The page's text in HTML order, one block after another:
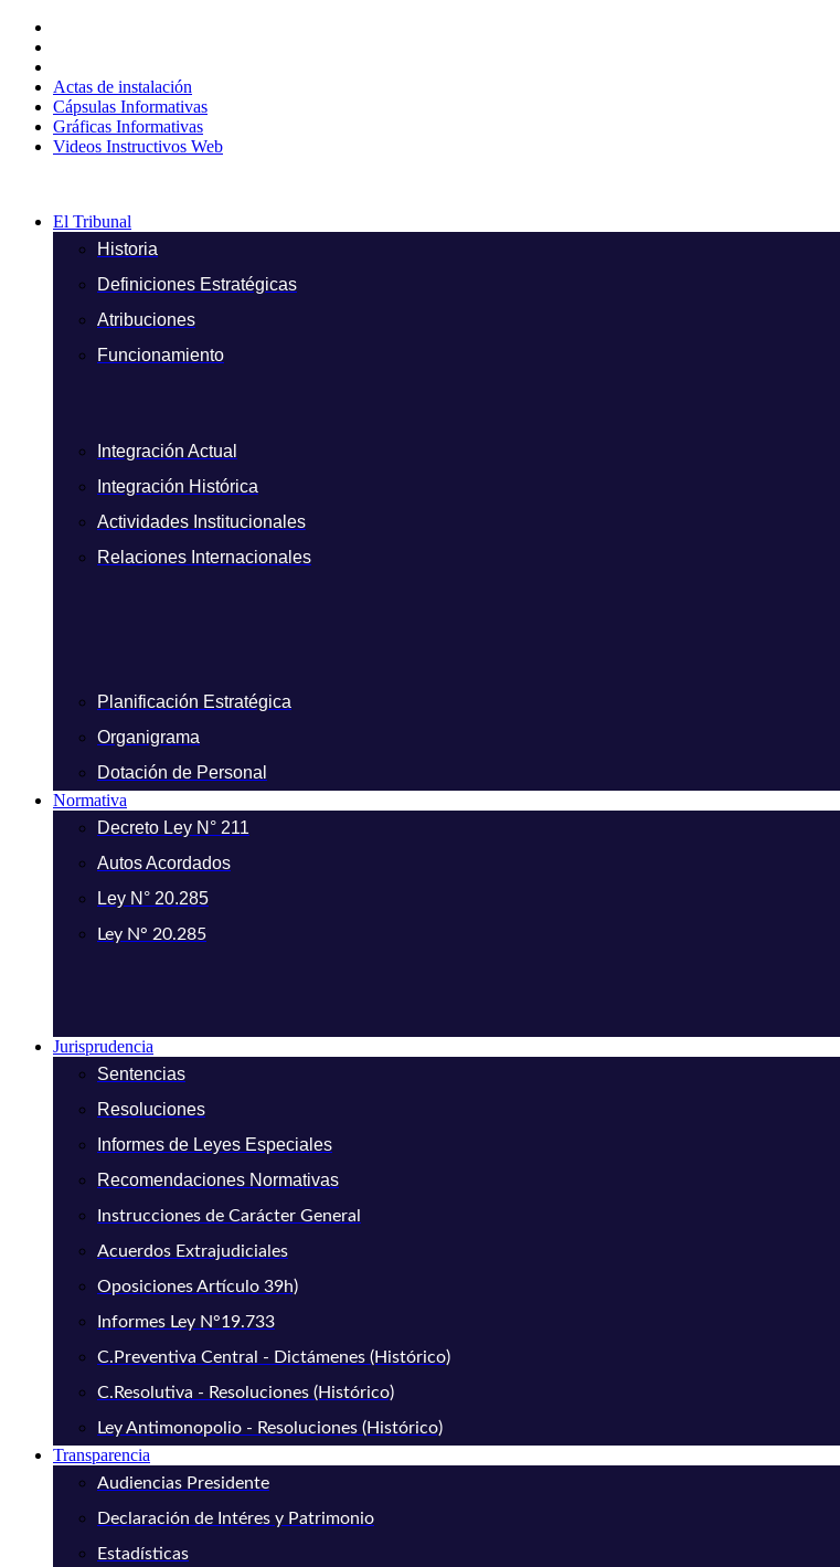
contenido
Actas de instalación
Cápsulas Informativas
Gráficas Informativas
Videos Instructivos Web
El Tribunal
Historia
Definiciones Estratégicas
Atribuciones
Funcionamiento
Integración Actual
Integración Histórica
Actividades Institucionales
Relaciones Internacionales
Planificación Estratégica
Organigrama
Dotación de Personal
Normativa
Decreto Ley N° 211
Autos Acordados
Ley N° 20.285
Ley N° 20.285
Jurisprudencia
Sentencias
Resoluciones
Informes de Leyes Especiales
Recomendaciones Normativas
Instrucciones de Carácter General
Acuerdos Extrajudiciales
Oposiciones Artículo 39h)
Informes Ley N°19.733
C.Preventiva Central - Dictámenes (Histórico)
C.Resolutiva - Resoluciones (Histórico)
Ley Antimonopolio - Resoluciones (Histórico)
Transparencia
Audiencias Presidente
Declaración de Intéres y Patrimonio
Estadísticas